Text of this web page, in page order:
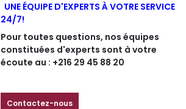
UNE ÉQUIPE D'EXPERTS À VOTRE SERVICE
24/7!
Pour toutes questions, nos équipes
constituées d'experts sont à votre
écoute au : +216 29 45 88 20
Contactez-nous